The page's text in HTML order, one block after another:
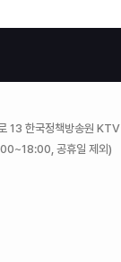
13 한국정책방송원 KTV
공휴일 제외)